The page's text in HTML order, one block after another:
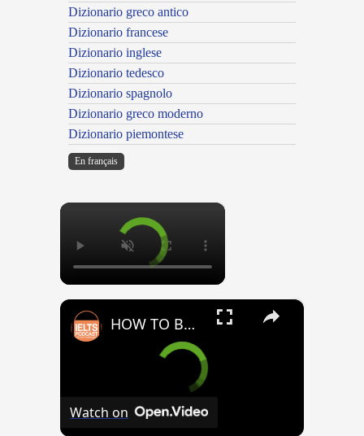
Dizionario greco antico
Dizionario francese
Dizionario inglese
Dizionario tedesco
Dizionario spagnolo
Dizionario greco moderno
Dizionario piemontese
En français
×
×
HOW TO BOOST YOUR VOCABULARY IN 24 MINUTES
Watch on